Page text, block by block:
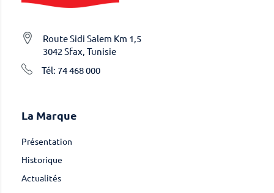
Route Sidi Salem Km 1,5
3042 Sfax, Tunisie
Tél: 74 468 000
La Marque
Présentation
Historique
Actualités